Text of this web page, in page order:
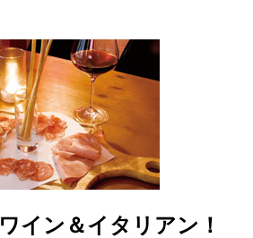
イン＆イタリアン！